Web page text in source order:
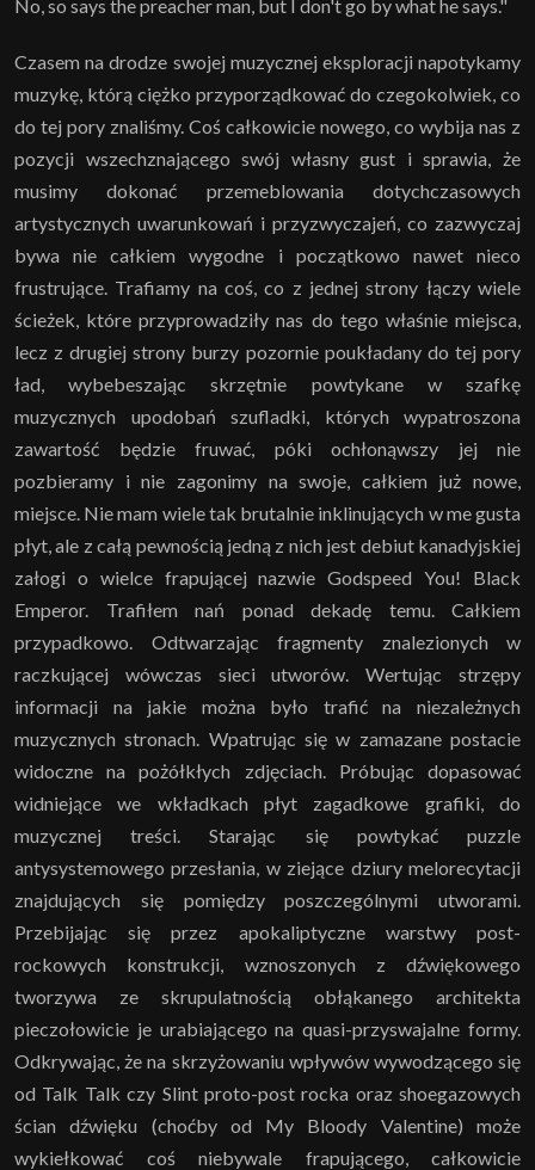
No, so says the preacher man, but I don't go by what he says."
Czasem na drodze swojej muzycznej eksploracji napotykamy
muzykę, którą ciężko przyporządkować do czegokolwiek, co
do tej pory znaliśmy. Coś całkowicie nowego, co wybija nas z
pozycji wszechznającego swój własny gust i sprawia, że
musimy dokonać przemeblowania dotychczasowych
artystycznych uwarunkowań i przyzwyczajeń, co zazwyczaj
bywa nie całkiem wygodne i początkowo nawet nieco
frustrujące. Trafiamy na coś, co z jednej strony łączy wiele
ścieżek, które przyprowadziły nas do tego właśnie miejsca,
lecz z drugiej strony burzy pozornie poukładany do tej pory
ład, wybebeszając skrzętnie powtykane w szafkę
muzycznych upodobań szufladki, których wypatroszona
zawartość będzie fruwać, póki ochłonąwszy jej nie
pozbieramy i nie zagonimy na swoje, całkiem już nowe,
miejsce. Nie mam wiele tak brutalnie inklinujących w me gusta
płyt, ale z całą pewnością jedną z nich jest debiut kanadyjskiej
załogi o wielce frapującej nazwie Godspeed You! Black
Emperor. Trafiłem nań ponad dekadę temu. Całkiem
przypadkowo. Odtwarzając fragmenty znalezionych w
raczkującej wówczas sieci utworów. Wertując strzępy
informacji na jakie można było trafić na niezależnych
muzycznych stronach. Wpatrując się w zamazane postacie
widoczne na pożółkłych zdjęciach. Próbując dopasować
widniejące we wkładkach płyt zagadkowe grafiki, do
muzycznej treści. Starając się powtykać puzzle
antysystemowego przesłania, w ziejące dziury melorecytacji
znajdujących się pomiędzy poszczególnymi utworami.
Przebijając się przez apokaliptyczne warstwy post-
rockowych konstrukcji, wznoszonych z dźwiękowego
tworzywa ze skrupulatnością obłąkanego architekta
pieczołowicie je urabiającego na quasi-przyswajalne formy.
Odkrywając, że na skrzyżowaniu wpływów wywodzącego się
od Talk Talk czy Slint proto-post rocka oraz shoegazowych
ścian dźwięku (choćby od My Bloody Valentine) może
wykiełkować coś niebywale frapującego, całkowicie